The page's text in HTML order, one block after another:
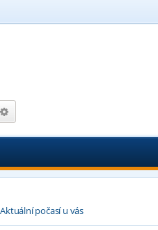
Aktuální počasí u vás